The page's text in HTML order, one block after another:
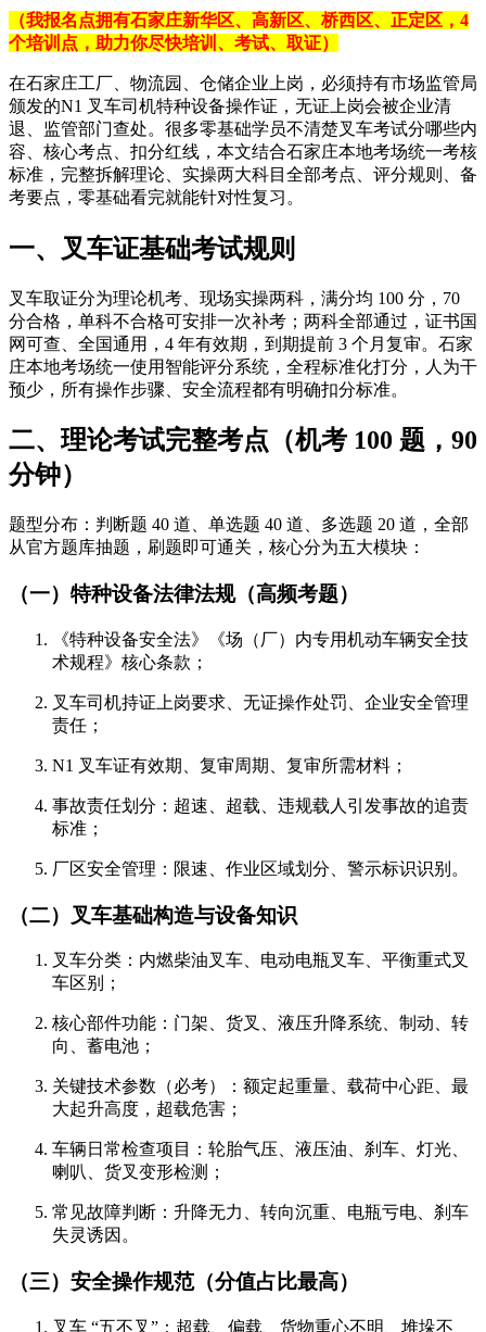
（我报名点拥有石家庄新华区、高新区、桥西区、正定区，4
个培训点，助力你尽快培训、考试、取证）
在石家庄工厂、物流园、仓储企业上岗，必须持有市场监管局
颁发的N1 叉车司机特种设备操作证 ，无证上岗会被企业清
退、监管部门查处。很多零基础学员不清楚叉车考试分哪些内
容、核心考点、扣分红线，本文结合石家庄本地考场统一考核
标准，完整拆解理论、实操两大科目全部考点、评分规则、备
考要点，零基础看完就能针对性复习。
一、叉车证基础考试规则
叉车取证分为理论机考 现场实操两科，满分均 100 分， 70
分合格 ，单科不合格可安排一次补考；两科全部通过，证书国
网可查、全国通用，4 年有效期，到期提前 3 个月复审。石家
庄本地考场统一使用智能评分系统，全程标准化打分，人为干
预少，所有操作步骤、安全流程都有明确扣分标准。
二、理论考试完整考点（机考 100 题，90
分钟）
题型分布：判断题 40 道、单选题 40 道、多选题 20 道，全部
从官方题库抽题，刷题即可通关，核心分为五大模块：
（一）特种设备法律法规（高频考题）
《特种设备安全法》《场（厂）内专用机动车辆安全技
术规程》核心条款；
叉车司机持证上岗要求、无证操作处罚、企业安全管理
责任；
N1 叉车证有效期、复审周期、复审所需材料；
事故责任划分：超速、超载、违规载人引发事故的追责
标准；
厂区安全管理：限速、作业区域划分、警示标识识别。
（二）叉车基础构造与设备知识
叉车分类：内燃柴油叉车、电动电瓶叉车、平衡重式叉
车区别；
核心部件功能：门架、货叉、液压升降系统、制动、转
向、蓄电池；
关键技术参数（必考）：额定起重量、载荷中心距、最
大起升高度，超载危害；
车辆日常检查项目：轮胎气压、液压油、刹车、灯光、
喇叭、货叉变形检测；
常见故障判断：升降无力、转向沉重、电瓶亏电、刹车
失灵诱因。
（三）安全操作规范（分值占比最高）
叉车 “五不叉”：超载、偏载、货物重心不明、堆垛不